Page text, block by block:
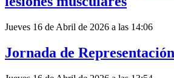
Jueves 16 de Abril de 2026 a las 14:06
Jornada de